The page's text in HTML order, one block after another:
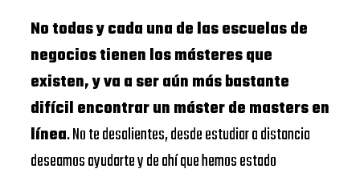
No todas y cada una de las escuelas de
negocios tienen los másteres que
existen, y va a ser aún más bastante
difícil encontrar un máster de masters en
línea. No te desalientes, desde estudiar a distancia
deseamos ayudarte y de ahí que hemos estado